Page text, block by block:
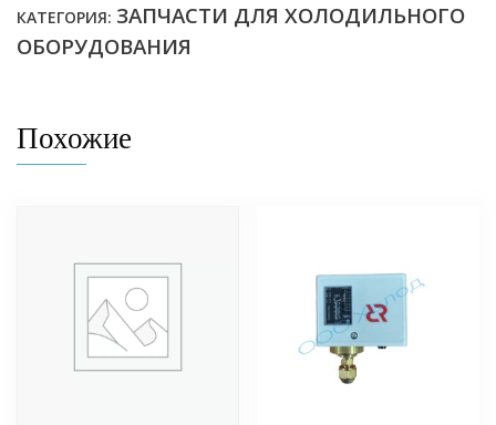
КАТЕГОРИЯ: ЗАПЧАСТИ ДЛЯ ХОЛОДИЛЬНОГО
ОБОРУДОВАНИЯ
Похожие